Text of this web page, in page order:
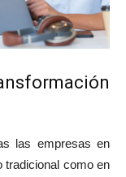
las empresas en
tradicional como en